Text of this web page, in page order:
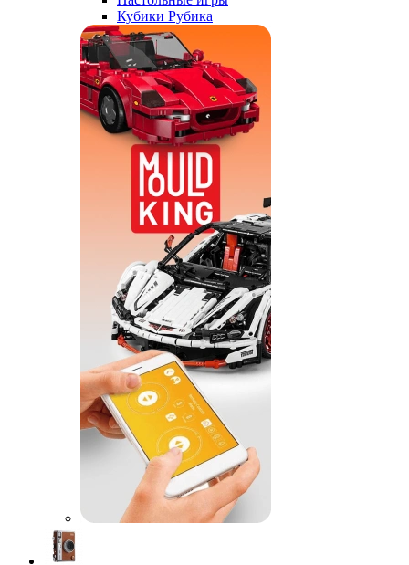
Кубики Рубика